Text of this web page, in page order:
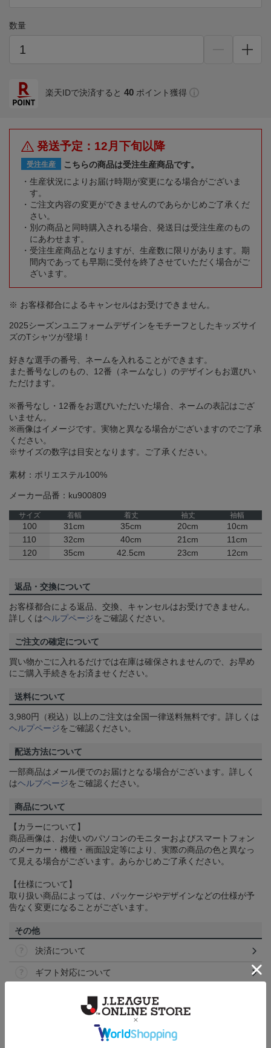
数量
楽天IDで決済すると 40 ポイント獲得
発送予定：12月下旬以降
受注生産
こちらの商品は受注生産商品です。
生産状況によりお届け時期が変更になる場合がございま
す。
ご注文内容の変更ができませんのであらかじめご了承くだ
さい。
別の商品と同時購入される場合、発送日は受注生産のもの
にあわせます。
受注生産商品となりますが、生産数に限りがあります。期
間内であっても早期に受付を終了させていただく場合がご
ざいます。
※ お客様都合によるキャンセルはお受けできません。
2025シーズンユニフォームデザインをモチーフとしたキッズサイ
ズのTシャツが登場！
好きな選手の番号、ネームを入れることができます。
また番号なしのもの、12番（ネームなし）のデザインもお選びい
ただけます。
※番号なし・12番をお選びいただいた場合、ネームの表記はござ
いません。
※画像はイメージです。実物と異なる場合がございますのでご了承
ください。
※サイズの数字は目安となります。ご了承ください。
素材：ポリエステル100%
メーカー品番：ku900809
サイズ 着幅 着丈 袖丈 袖幅
100 31cm 35cm 20cm
10cm
110
32cm 40cm 21cm
11cm
120
35cm 42.5cm 23cm 12cm
返品・交換について
お客様都合による返品、交換、キャンセルはお受けできません。
詳しくはヘルプページをご確認ください。
ご注文の確定について
買い物かごに入れるだけでは在庫は確保されませんので、お早め
にご購入手続きをお済ませください。
送料について
3,980円（税込）以上のご注文は全国一律送料無料です。詳しくは
ヘルプページをご確認ください。
配送方法について
一部商品はメール便でのお届けとなる場合がございます。詳しく
はヘルプページをご確認ください。
商品について
【カラーについて】
商品画像は、お使いのパソコンのモニターおよびスマートフォン
のメーカー・機種・画面設定等により、実際の商品の色と異なっ
て見える場合がございます。あらかじめご了承ください。
【仕様について】
取り扱い商品によっては、パッケージやデザインなどの仕様が予
告なく変更になることがございます。
その他
決済について
ギフト対応について